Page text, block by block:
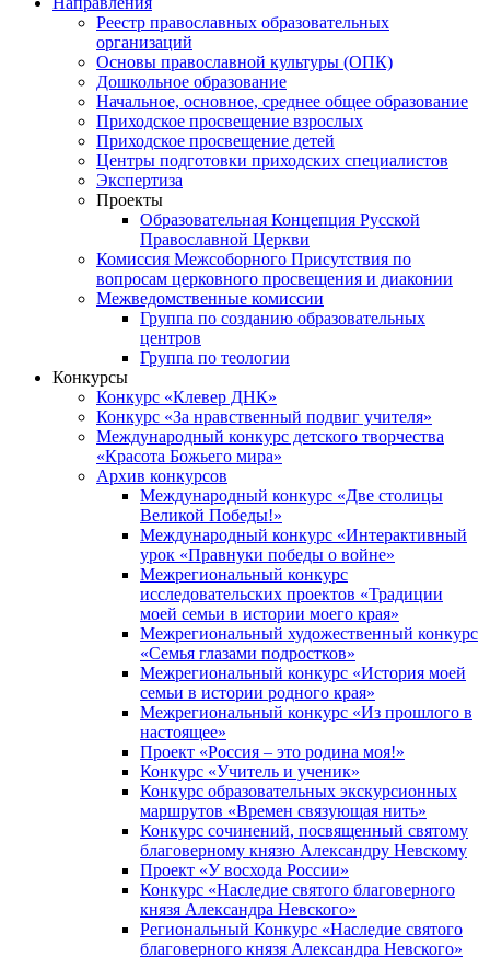
Реестр православных образовательных
организаций
Основы православной культуры (ОПК)
Дошкольное образование
Начальное, основное, среднее общее образование
Приходское просвещение взрослых
Приходское просвещение детей
Центры подготовки приходских специалистов
Экспертиза
Проекты
Образовательная Концепция Русской
Православной Церкви
Комиссия Межсоборного Присутствия по
вопросам церковного просвещения и диаконии
Межведомственные комиссии
Группа по созданию образовательных
центров
Группа по теологии
Конкурсы
Конкурс «Клевер ДНК»
Конкурс «За нравственный подвиг учителя»
Международный конкурс детского творчества
«Красота Божьего мира»
Архив конкурсов
Международный конкурс «Две столицы
Великой Победы!»
Международный конкурс «Интерактивный
урок «Правнуки победы о войне»
Межрегиональный конкурс
исследовательских проектов «Традиции
моей семьи в истории моего края»
Межрегиональный художественный конкурс
«Семья глазами подростков»
Межрегиональный конкурс «История моей
семьи в истории родного края»
Межрегиональный конкурс «Из прошлого в
настоящее»
Проект «Россия – это родина моя!»
Конкурс «Учитель и ученик»
Конкурс образовательных экскурсионных
маршрутов «Времен связующая нить»
Конкурс сочинений, посвященный святому
благоверному князю Александру Невскому
Проект «У восхода России»
Конкурс «Наследие святого благоверного
князя Александра Невского»
Региональный Конкурс «Наследие святого
благоверного князя Александра Невского»